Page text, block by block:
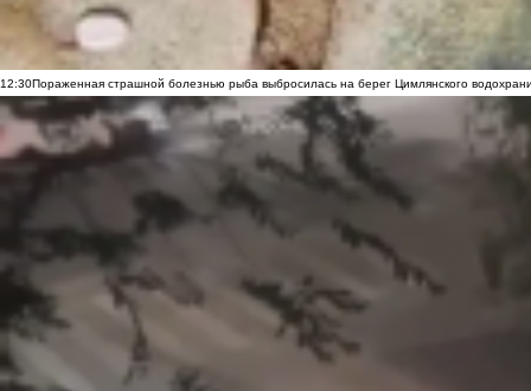
12:30Пораженная страшной болезнью рыба выбросилась на берег Цимлянского